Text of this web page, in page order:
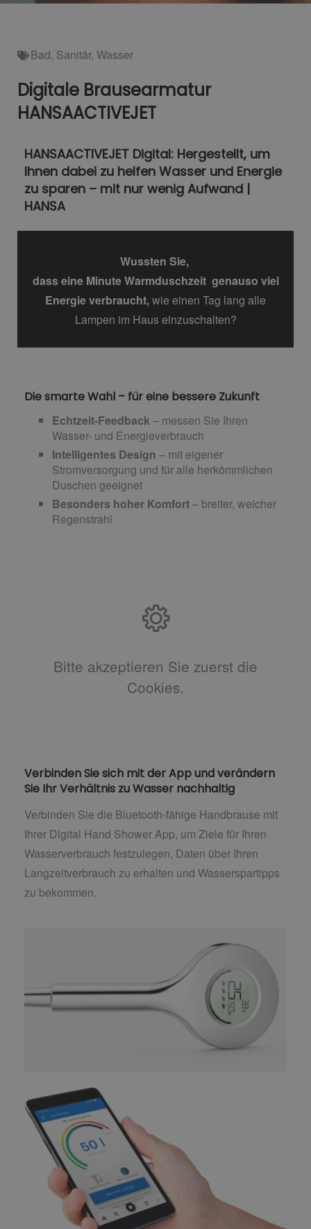
Bad, Sanitär, Wasser
Digitale Brausearmatur
HANSAACTIVEJET
HANSAACTIVEJET Digital: Hergestellt, um
Ihnen dabei zu helfen Wasser und Energie
zu sparen – mit nur wenig Aufwand |
HANSA
Wussten Sie,
dass eine Minute Warmduschzeit genauso viel
Energieverbraucht,wie einen Tag lang alle
Lampen im Haus einzuschalten?
Die smarte Wahl – für eine bessere Zukunft
Echtzeit-Feedback– messen Sie Ihren
Wasser- und Energieverbrauch
Intelligentes Design – mit eigener
Stromversorgung und für alle herkömmlichen
Duschen geeignet
Besonders hoher Komfort– breiter, weicher
Regenstrahl
Bitte akzeptieren Sie zuerst die
Cookies.
Verbinden Sie sich mit der App und verändern
Sie Ihr Verhältnis zu Wasser nachhaltig
Verbinden Sie die Bluetooth-fähige Handbrause mit
Ihrer Digital Hand Shower App, um Ziele für Ihren
Wasserverbrauch festzulegen, Daten über Ihren
Langzeitverbrauch zu erhalten und Wasserspartipps
zu bekommen.